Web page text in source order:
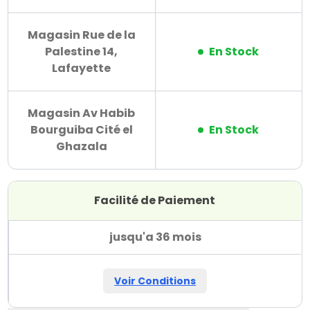
Magasin Rue de la
Palestine 14,
Lafayette
En Stock
Magasin Av Habib
Bourguiba Cité el
Ghazala
En Stock
Facilité de Paiement
jusqu'a 36 mois
Voir Conditions